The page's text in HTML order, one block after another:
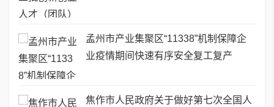
孟州市产业集聚区“11338”机制保障企
业疫情期间快速有序安全复工复产
焦作市人民政府关于做好第七次全国人